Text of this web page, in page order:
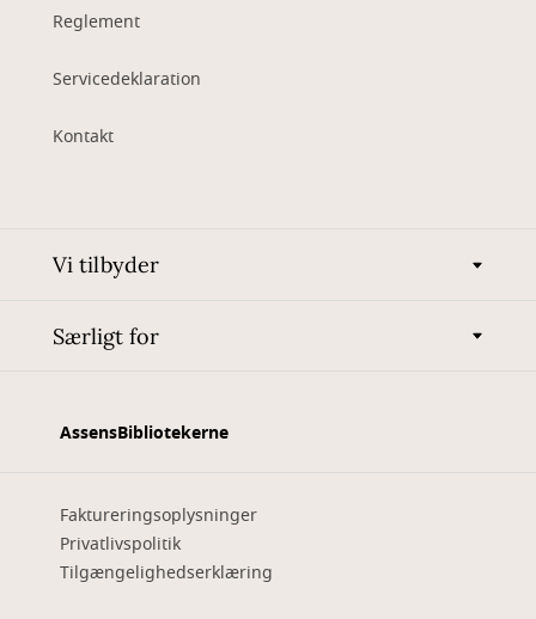
Reglement
Servicedeklaration
Kontakt
Vi tilbyder
Særligt for
AssensBibliotekerne
Faktureringsoplysninger
Privatlivspolitik
Tilgængelighedserklæring